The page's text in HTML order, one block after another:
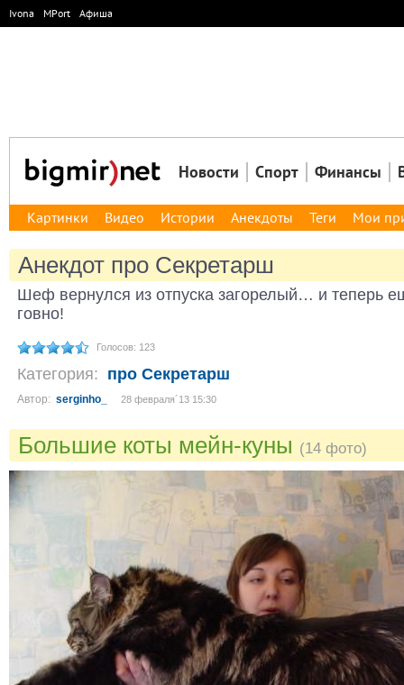
Ivona MPort Афиша
Новости Спорт Финансы
Картинки Видео Истории Анекдоты Теги Мои
Анекдот про Секретарш
Шеф вернулся из отпуска загорелый… и теперь
говно!
Голосов: 123
Категория: про Секретарш
Автор: serginho_ 28 февраля´13 15:30
Большие коты мейн-куны (14 фото)